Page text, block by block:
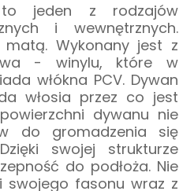
to jeden z rodzajów
i wewnętrznych.
Wykonany jest z
- winylu, które w
włókna PCV. Dywan
włosia przez co jest
dywanu nie
do gromadzenia się
swojej strukturze
do podłoża. Nie
swojego fasonu wraz z